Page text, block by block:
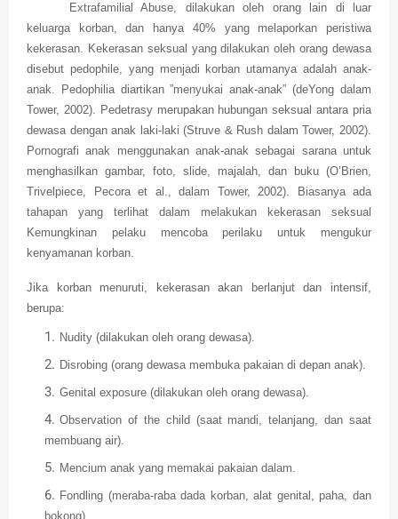
Extrafamilial Abuse, dilakukan oleh orang lain di luar
keluarga korban, dan hanya 40% yang melaporkan peristiwa
kekerasan. Kekerasan seksual yang dilakukan oleh orang dewasa
disebut pedophile, yang menjadi korban utamanya adalah anak-
anak. Pedophilia diartikan ”menyukai anak-anak” (deYong dalam
Tower, 2002). Pedetrasy merupakan hubungan seksual antara pria
dewasa dengan anak laki-laki (Struve & Rush dalam Tower, 2002).
Pornografi anak menggunakan anak-anak sebagai sarana untuk
menghasilkan gambar, foto, slide, majalah, dan buku (O’Brien,
Trivelpiece, Pecora et al., dalam Tower, 2002). Biasanya ada
tahapan yang terlihat dalam melakukan kekerasan seksual
Kemungkinan pelaku mencoba perilaku untuk mengukur
kenyamanan korban.
Jika korban menuruti, kekerasan akan berlanjut dan intensif,
berupa:
Nudity (dilakukan oleh orang dewasa).
Disrobing (orang dewasa membuka pakaian di depan anak).
Genital exposure (dilakukan oleh orang dewasa).
Observation of the child (saat mandi, telanjang, dan saat
membuang air).
Mencium anak yang memakai pakaian dalam.
Fondling (meraba-raba dada korban, alat genital, paha, dan
bokong).